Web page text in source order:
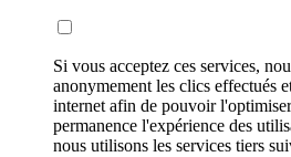
Si vous acceptez ces services,
anonymement les clics effectués
internet afin de pouvoir
permanence l'expérience des
nous utilisons les services tiers